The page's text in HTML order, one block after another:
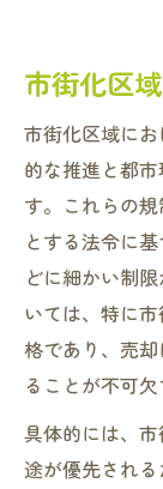
市街化区
市街化区域に
的な推進と都
す。これらの
とする法令に
どに細かい制
いては、特に
格であり、売
ることが不可欠
具体的には、
途が優先され